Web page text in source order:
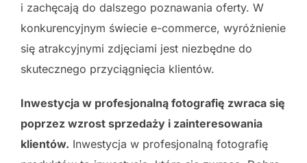
i zachęcają do dalszego poznawania oferty. W
konkurencyjnym świecie e-commerce, wyróżnienie
się atrakcyjnymi zdjęciami jest niezbędne do
skutecznego przyciągnięcia klientów.
Inwestycja w profesjonalną fotografię zwraca się
poprzez wzrost sprzedaży i zainteresowania
klientów. Inwestycja w profesjonalną fotografię